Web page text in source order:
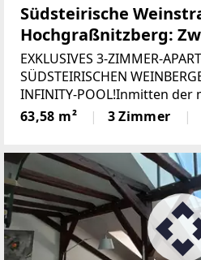
Südsteirische
Hochgraßnitzberg:
Zimmer-Apartment
und viel Privatsphäre,
Fitnessraum &
EXKLUSIVES 3-ZIMMER-
SÜDSTEIRISCHEN
INFINITY-POOL!Inmitten der
Weinlandschaft der
dieses außergewöhnliche 3-
63,58 m² 3 Zimmer